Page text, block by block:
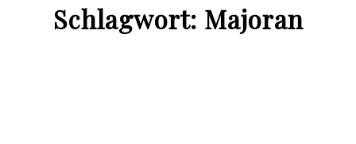
Schlagwort: Majoran